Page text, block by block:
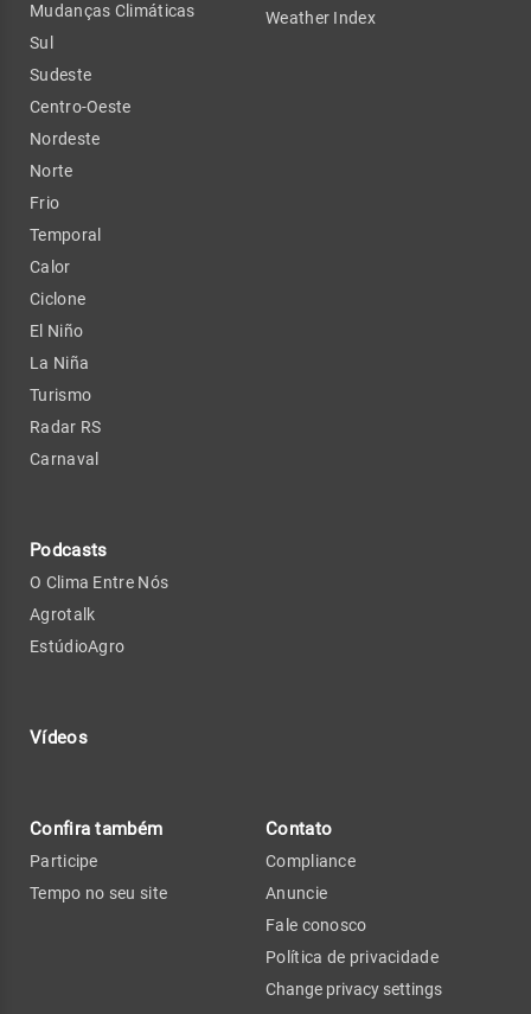
Mudanças Climáticas
Sul
Sudeste
Centro-Oeste
Nordeste
Norte
Frio
Temporal
Calor
Ciclone
El Niño
La Niña
Turismo
Radar RS
Carnaval
Podcasts
O Clima Entre Nós
Agrotalk
EstúdioAgro
Vídeos
Weather Index
Confira também
Participe
Tempo no seu site
Contato
Compliance
Anuncie
Fale conosco
Política de privacidade
Change privacy settings